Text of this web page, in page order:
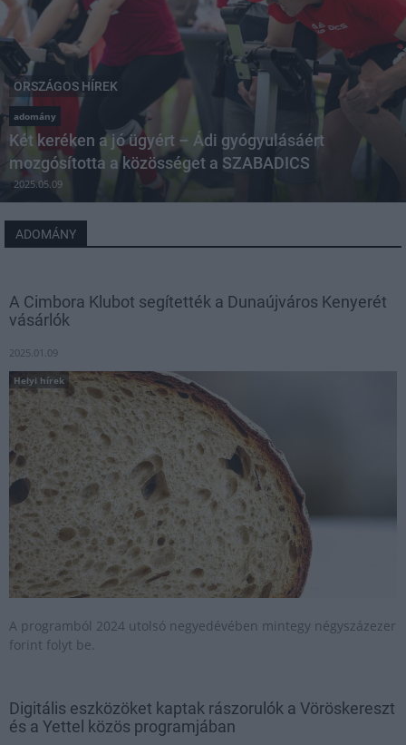
ORSZÁGOS HÍREK
adomány
Két keréken a jó ügyért – Ádi gyógyulásáért
mozgósította a közösséget a SZABADICS
2025.05.09
ADOMÁNY
A Cimbora Klubot segítették a Dunaújváros Kenyerét
vásárlók
2025.01.09
Helyi hírek
A programból 2024 utolsó negyedévében mintegy négyszázezer
forint folyt be.
Digitális eszközöket kaptak rászorulók a Vöröskereszt
és a Yettel közös programjában